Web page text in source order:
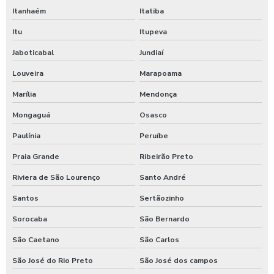
Válvulas de bloqueio
Válvulas saneamento
Válvulas para sistema de incêndio hidrante
Ventosa de alta performance
Itanhaém Itatiba
Itu Itupeva
Jaboticabal Jundiaí
Louveira Marapoama
Marília Mendonça
Mongaguá Osasco
Paulínia Peruíbe
Praia Grande Ribeirão Preto
Riviera de São Lourenço Santo André
Santos Sertãozinho
Sorocaba São Bernardo
São Caetano São Carlos
São José do Rio Preto São José dos campos